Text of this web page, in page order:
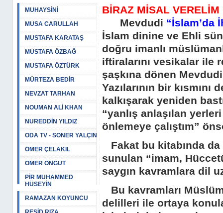
MUHAYSİNİ
MUSA CARULLAH
MUSTAFA KARATAŞ
MUSTAFA ÖZBAĞ
MUSTAFA ÖZTÜRK
MÜRTEZA BEDİR
NEVZAT TARHAN
NOUMAN ALİ KHAN
NUREDDİN YILDIZ
ODA TV - SONER YALÇIN
ÖMER ÇELAKIL
ÖMER ÖNGÜT
PİR MUHAMMED
HÜSEYİN
RAMAZAN KOYUNCU
BİRAZ MİSAL VERELİM
Mevdudi “İslam’da
İslam dinine ve Ehli
doğru imanlı
iftiralarını vesikalar ile
şaşkına dönen
Yazılarının bir
kalkışarak yeniden
“yanlış anlaşılan
önlemeye çalıştım”
Fakat bu kitabında
sunulan “imam,
saygın kavramlara dil
Bu kavramları
delilleri ile ortaya